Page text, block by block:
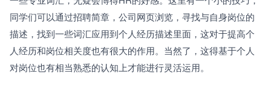
同学们可以通过招聘简章，公司网页浏览，寻找与自身岗位的
描述，找到一些词汇应用到个人经历描述里面，这对于提高个
人经历和岗位相关度也有很大的作用。当然了，这得基于个人
对岗位也有相当熟悉的认知上才能进行灵活运用。